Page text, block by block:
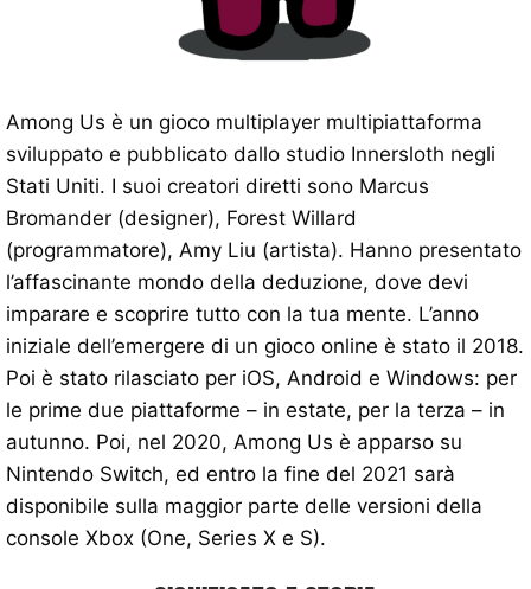
Among Us è un gioco multiplayer multipiattaforma
sviluppato e pubblicato dallo studio Innersloth negli
Stati Uniti. I suoi creatori diretti sono Marcus
Bromander (designer), Forest Willard
(programmatore), Amy Liu (artista). Hanno presentato
l’affascinante mondo della deduzione, dove devi
imparare e scoprire tutto con la tua mente. L’anno
iniziale dell’emergere di un gioco online è stato il 2018.
Poi è stato rilasciato per iOS, Android e Windows: per
le prime due piattaforme – in estate, per la terza – in
autunno. Poi, nel 2020, Among Us è apparso su
Nintendo Switch, ed entro la fine del 2021 sarà
disponibile sulla maggior parte delle versioni della
console Xbox (One, Series X e S).